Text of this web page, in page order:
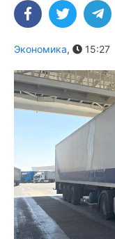
Экономика, 15:27